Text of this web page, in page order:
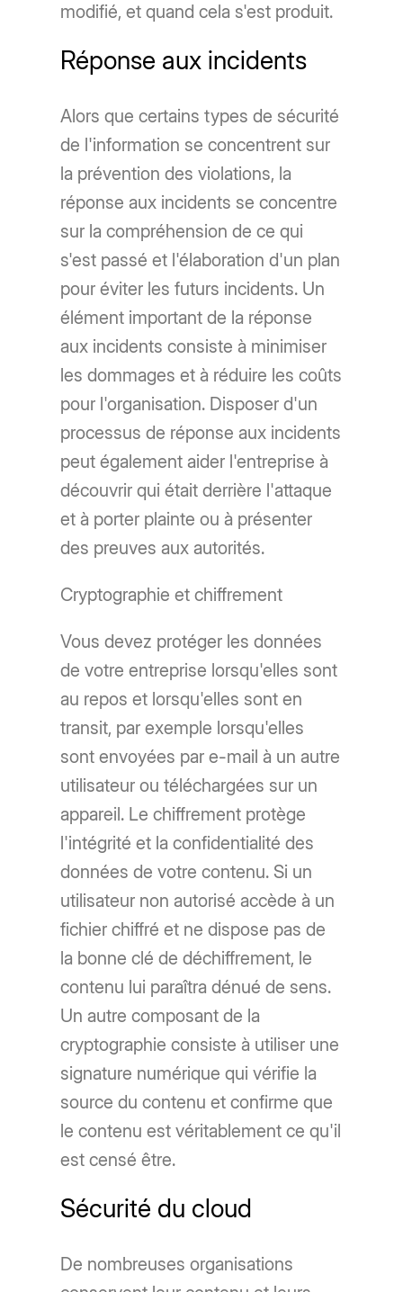
modifié, et quand cela s'est produit.
Réponse aux incidents
Alors que certains types de sécurité
de l'information se concentrent sur
la prévention des violations, la
réponse aux incidents se concentre
sur la compréhension de ce qui
s'est passé et l'élaboration d'un plan
pour éviter les futurs incidents. Un
élément important de la réponse
aux incidents consiste à minimiser
les dommages et à réduire les coûts
pour l'organisation. Disposer d'un
processus de réponse aux incidents
peut également aider l'entreprise à
découvrir qui était derrière l'attaque
et à porter plainte ou à présenter
des preuves aux autorités.
Cryptographie et chiffrement
Vous devez protéger les données
de votre entreprise lorsqu'elles sont
au repos et lorsqu'elles sont en
transit, par exemple lorsqu'elles
sont envoyées par e-mail à un autre
utilisateur ou téléchargées sur un
appareil. Le chiffrement protège
l'intégrité et la confidentialité des
données de votre contenu. Si un
utilisateur non autorisé accède à un
fichier chiffré et ne dispose pas de
la bonne clé de déchiffrement, le
contenu lui paraîtra dénué de sens.
Un autre composant de la
cryptographie consiste à utiliser une
signature numérique qui vérifie la
source du contenu et confirme que
le contenu est véritablement ce qu'il
est censé être.
Sécurité du cloud
De nombreuses organisations